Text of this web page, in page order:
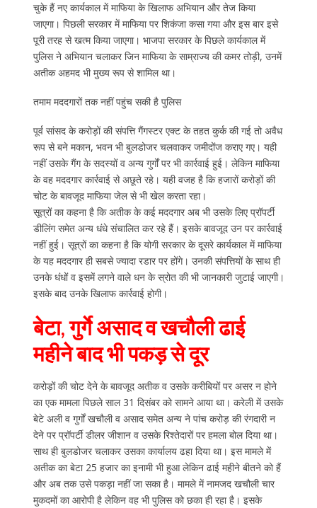
चुके हैं नए कार्यकाल में माफिया के खिलाफ अभियान और तेज किया
जाएगा। पिछली सरकार में माफिया पर शिकंजा कसा गया और इस बार इसे
पूरी तरह से खत्म किया जाएगा। भाजपा सरकार के पिछले कार्यकाल में
पुलिस ने अभियान चलाकर जिन माफिया के साम्राज्य की कमर तोड़ी, उनमें
अतीक अहमद भी मुख्य रूप से शामिल था।
तमाम मददगारों तक नहीं पहुंच सकी है पुलिस
पूर्व सांसद के करोड़ों की संपत्ति गैंगस्टर एक्ट के तहत कुर्क की गई तो अवैध
रूप से बने मकान, भवन भी बुलडोजर चलवाकर जमीदोंज कराए गए। यही
नहीं उसके गैंग के सदस्यों व अन्य गुर्गों पर भी कार्रवाई हुई। लेकिन माफिया
के वह मददगार कार्रवाई से अछूते रहे। यही वजह है कि हजारों करोड़ों की
चोट के बावजूद माफिया जेल से भी खेल करता रहा।
सूत्रों का कहना है कि अतीक के कई मददगार अब भी उसके लिए प्रॉपर्टी
डीलिंग समेत अन्य धंधे संचालित कर रहे हैं। इसके बावजूद उन पर कार्रवाई
नहीं हुई। सूत्रों का कहना है कि योगी सरकार के दूसरे कार्यकाल में माफिया
के यह मददगार ही सबसे ज्यादा रडार पर होंगे। उनकी संपत्तियों के साथ ही
उनके धंधों व इसमें लगने वाले धन के स्रोत की भी जानकारी जुटाई जाएगी।
इसके बाद उनके खिलाफ कार्रवाई होगी।
बेटा, गुर्गे असाद व खचौली ढाई
महीने बाद भी पकड़ से दूर
करोड़ों की चोट देने के बावजूद अतीक व उसके करीबियों पर असर न होने
का एक मामला पिछले साल 31 दिसंबर को सामने आया था। करेली में उसके
बेटे अली व गुर्गों खचौली व असाद समेत अन्य ने पांच करोड़ की रंगदारी न
देने पर प्रॉपर्टी डीलर जीशान व उसके रिश्तेदारों पर हमला बोल दिया था।
साथ ही बुलडोजर चलाकर उसका कार्यालय ढहा दिया था। इस मामले में
अतीक का बेटा 25 हजार का इनामी भी हुआ लेकिन ढाई महीने बीतने को हैं
और अब तक उसे पकड़ा नहीं जा सका है। मामले में नामजद खचौली चार
मुकदमों का आरोपी है लेकिन वह भी पुलिस को छका ही रहा है। इसके